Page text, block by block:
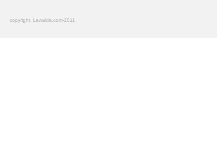
copyright, Lawaida.com-2011